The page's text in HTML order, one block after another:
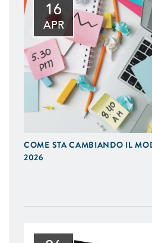
16
APR
COME STA CAMBIANDO IL
2026